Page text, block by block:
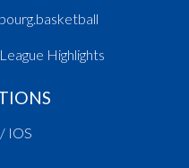
Highlights
IOS